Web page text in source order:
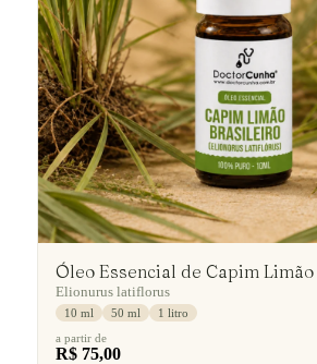
Óleo Essencial de Capim
Elionurus latiflorus
10 ml 50 ml
1 litro
a partir de
R$ 75,00